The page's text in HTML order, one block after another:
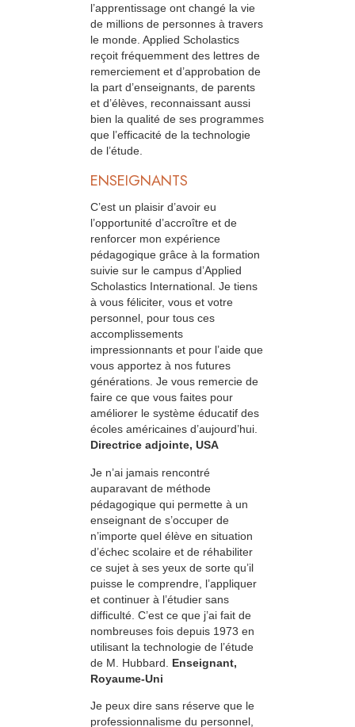
l’apprentissage ont changé la vie
de millions de personnes à travers
le monde. Applied Scholastics
reçoit fréquemment des lettres de
remerciement et d’approbation de
la part d’enseignants, de parents
et d’élèves, reconnaissant aussi
bien la qualité de ses programmes
que l’efficacité de la technologie
de l’étude.
ENSEIGNANTS
C’est un plaisir d’avoir eu
l’opportunité d’accroître et de
renforcer mon expérience
pédagogique grâce à la formation
suivie sur le campus d’Applied
Scholastics International. Je tiens
à vous féliciter, vous et votre
personnel, pour tous ces
accomplissements
impressionnants et pour l’aide que
vous apportez à nos futures
générations. Je vous remercie de
faire ce que vous faites pour
améliorer le système éducatif des
écoles américaines d’aujourd’hui.
Directrice adjointe, USA
Je n’ai jamais rencontré
auparavant de méthode
pédagogique qui permette à un
enseignant de s’occuper de
n’importe quel élève en situation
d’échec scolaire et de réhabiliter
ce sujet à ses yeux de sorte qu’il
puisse le comprendre, l’appliquer
et continuer à l’étudier sans
difficulté. C’est ce que j’ai fait de
nombreuses fois depuis 1973 en
utilisant la technologie de l’étude
de M. Hubbard. Enseignant,
Royaume-Uni
Je peux dire sans réserve que le
professionnalisme du personnel,